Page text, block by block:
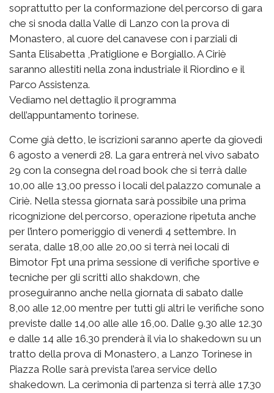
soprattutto per la conformazione del percorso di gara
che si snoda dalla Valle di Lanzo con la prova di
Monastero, al cuore del canavese con i parziali di
Santa Elisabetta ,Pratiglione e Borgiallo. A Ciriè
saranno allestiti nella zona industriale il Riordino e il
Parco Assistenza.
Vediamo nel dettaglio il programma
dell’appuntamento torinese.
Come già detto, le iscrizioni saranno aperte da giovedì
6 agosto a venerdì 28. La gara entrerà nel vivo sabato
29 con la consegna del road book che si terrà dalle
10,00 alle 13,00 presso i locali del palazzo comunale a
Ciriè. Nella stessa giornata sarà possibile una prima
ricognizione del percorso, operazione ripetuta anche
per l’intero pomeriggio di venerdì 4 settembre. In
serata, dalle 18,00 alle 20,00 si terrà nei locali di
Bimotor Fpt una prima sessione di verifiche sportive e
tecniche per gli scritti allo shakdown, che
proseguiranno anche nella giornata di sabato dalle
8,00 alle 12,00 mentre per tutti gli altri le verifiche sono
previste dalle 14,00 alle alle 16,00. Dalle 9.30 alle 12.30
e dalle 14 alle 16.30 prenderà il via lo shakedown su un
tratto della prova di Monastero, a Lanzo Torinese in
Piazza Rolle sarà prevista l’area service dello
shakedown. La cerimonia di partenza si terrà alle 17.30